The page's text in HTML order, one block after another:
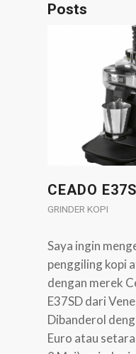
Posts
CEADO
GRINDER KOPI
Saya ingin
penggiling kopi
dengan merek
E37SD dari
Dibanderol
Euro atau